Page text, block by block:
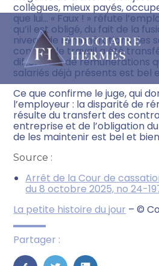
Aller
au
contenu
collègues, mieux payés,
que lui… « Faux ! » réfute
qu’il est obligé, du fait de la
niveau de rémunérations des
contrat de travail a été
différence de rémunérations
salariés déjà présents est bel
Ce que confirme le juge, qui
l’employeur : la disparité de
résulte du transfert des
entreprise et de l’obligation
de les maintenir est bel et
Source :
Arrêt de la Cour de
du 8 octobre 2025, no 24-
La petite histoire du jour – ©
Partager :